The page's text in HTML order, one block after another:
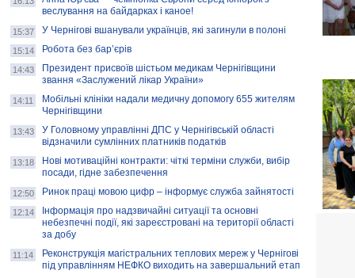
підприємництва у Чернігівській області
Золота тварина: видання Forbes
написало про чернігівця Патрона: хто і
скільки на ньому заробляє? І куди
витрачають?
веслування на байдарках і каное!
15:37 У Чернігові вшанували українців, які загинули в полоні
15:14 Робота без бар’єрів
14:43
Президент присвоїв шістьом медикам Чернігівщини
звання «Заслужений лікар України»
14:11
Мобільні клініки надали медичну допомогу 655 жителям
Чернігівщини
13:43
У Головному управлінні ДПС у Чернігівській області
відзначили сумлінних платників податків
13:18
Нові мотиваційні контракти: чіткі терміни служби, вибір
посади, гідне забезпечення
12:50 Ринок праці мовою цифр – інформує служба зайнятості
12:14
Інформація про надзвичайні ситуації та основні
небезпечні події, які зареєстровані на території області
за добу
11:14
Реконструкція магістральних теплових мереж у Чернігові
під управлінням НЕФКО виходить на завершальний етап